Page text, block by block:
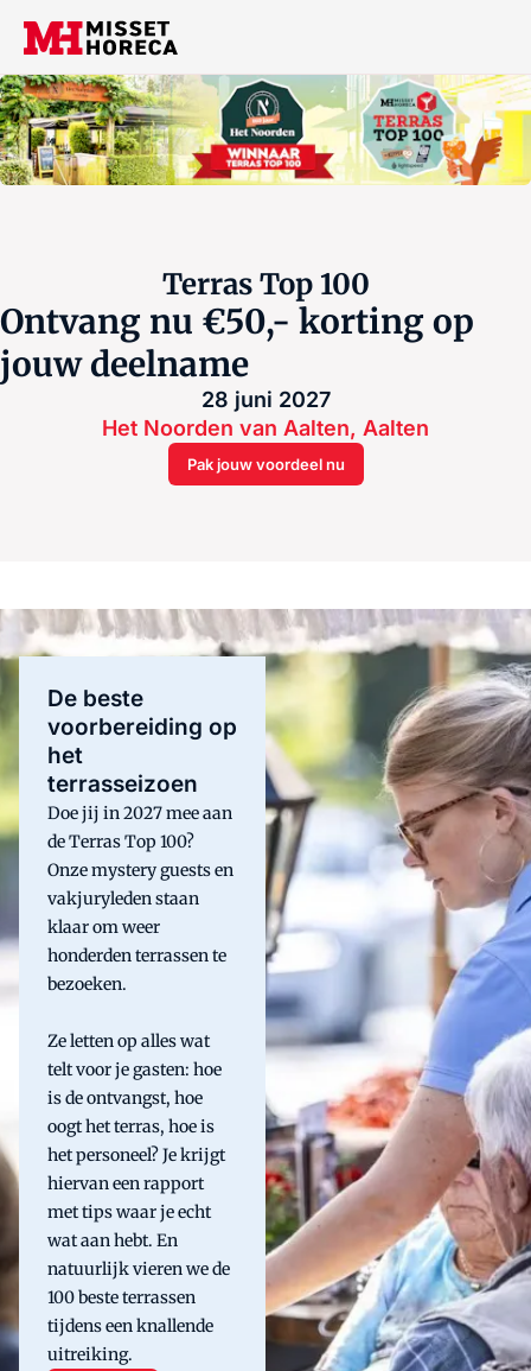
Terras Top 100
Ontvang nu €50,- korting op
jouw deelname
28 juni 2027
Het Noorden van Aalten, Aalten
Pak jouw voordeel nu
De beste
voorbereiding op
het
terrasseizoen
Doe jij in 2027 mee aan
de Terras Top 100?
Onze mystery guests en
vakjuryleden staan
klaar om weer
honderden terrassen te
bezoeken.
Ze letten op alles wat
telt voor je gasten: hoe
is de ontvangst, hoe
oogt het terras, hoe is
het personeel? Je krijgt
hiervan een rapport
met tips waar je echt
wat aan hebt. En
natuurlijk vieren we de
100 beste terrassen
tijdens een knallende
uitreiking.